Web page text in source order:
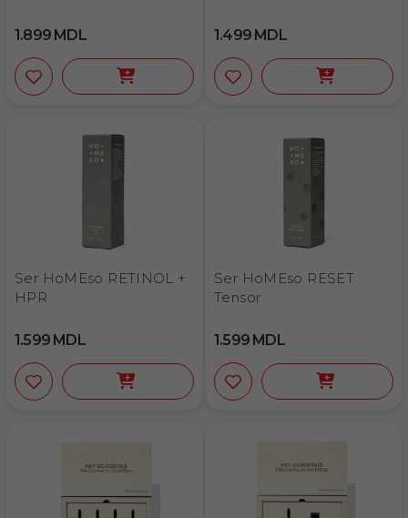
1.899 MDL 1.499 MDL
Ser HoMEso RETINOL +
HPR
1.599 MDL
Ser HoMEso RESET
Tensor
1.599 MDL